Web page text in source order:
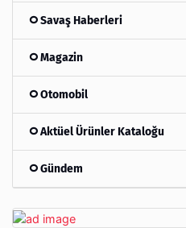
Savaş Haberleri
Magazin
Otomobil
Aktüel Ürünler Kataloğu
Gündem